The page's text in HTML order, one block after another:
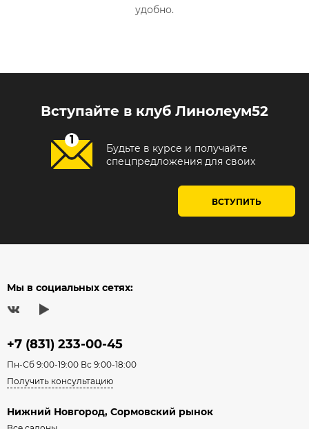
удобно.
Вступайте в клуб Линолеум52
Будьте в курсе и получайте
спецпредложения для своих
ВСТУПИТЬ
Мы в социальных сетях:
+7 (831) 233-00-45
Пн-Сб 9:00-19:00 Вс 9:00-18:00
Получить консультацию
Нижний Новгород, Сормовский рынок